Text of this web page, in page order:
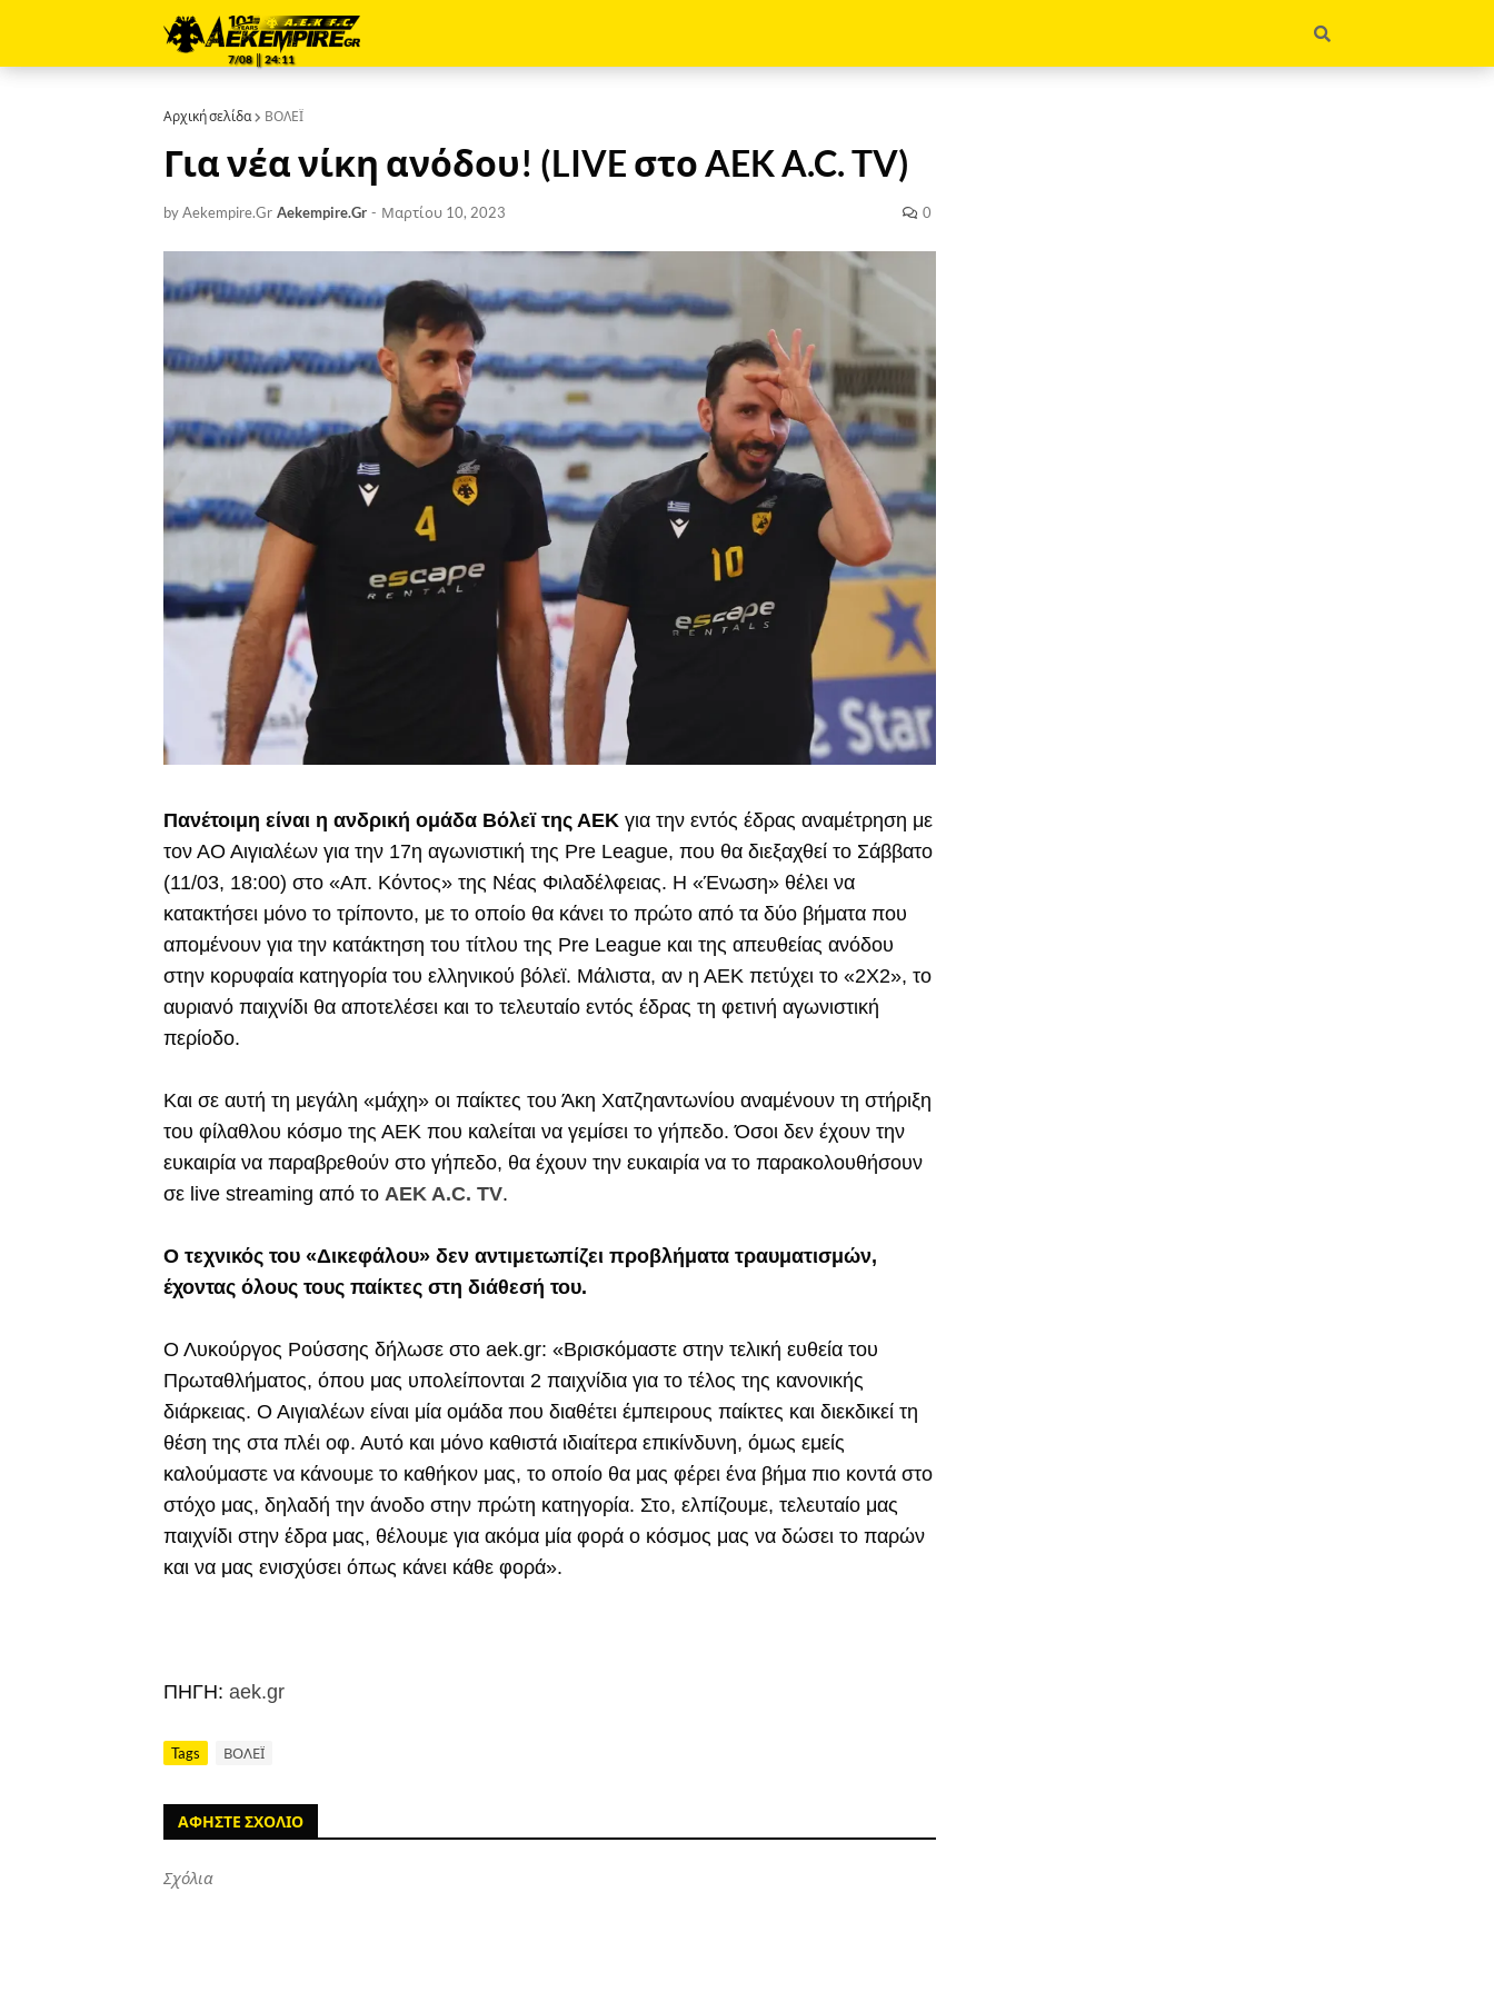
7/08 ║ 24:11
Αρχική σελίδα ΒΟΛΕΪ
Για νέα νίκη ανόδου! (LIVE στο AEK A.C. TV)
by Aekempire.Gr Aekempire.Gr - Μαρτίου 10, 2023 0
Πανέτοιμη είναι η ανδρική ομάδα Βόλεϊ της ΑΕΚ για την εντός έδρας αναμέτρηση με
τον ΑΟ Αιγιαλέων για την 17η αγωνιστική της Pre League, που θα διεξαχθεί το Σάββατο
(11/03, 18:00) στο «Απ. Κόντος» της Νέας Φιλαδέλφειας. Η «Ένωση» θέλει να
κατακτήσει μόνο το τρίποντο, με το οποίο θα κάνει το πρώτο από τα δύο βήματα που
απομένουν για την κατάκτηση του τίτλου της Pre League και της απευθείας ανόδου
στην κορυφαία κατηγορία του ελληνικού βόλεϊ. Μάλιστα, αν η ΑΕΚ πετύχει το «2Χ2», το
αυριανό παιχνίδι θα αποτελέσει και το τελευταίο εντός έδρας τη φετινή αγωνιστική
περίοδο.
Και σε αυτή τη μεγάλη «μάχη» οι παίκτες του Άκη Χατζηαντωνίου αναμένουν τη στήριξη
του φίλαθλου κόσμο της ΑΕΚ που καλείται να γεμίσει το γήπεδο. Όσοι δεν έχουν την
ευκαιρία να παραβρεθούν στο γήπεδο, θα έχουν την ευκαιρία να το παρακολουθήσουν
σε live streaming από το AEK A.C. TV.
Ο τεχνικός του «Δικεφάλου» δεν αντιμετωπίζει προβλήματα τραυματισμών,
έχοντας όλους τους παίκτες στη διάθεσή του.
Ο Λυκούργος Ρούσσης δήλωσε στο aek.gr: «Βρισκόμαστε στην τελική ευθεία του
Πρωταθλήματος, όπου μας υπολείπονται 2 παιχνίδια για το τέλος της κανονικής
διάρκειας. Ο Αιγιαλέων είναι μία ομάδα που διαθέτει έμπειρους παίκτες και διεκδικεί τη
θέση της στα πλέι οφ. Αυτό και μόνο καθιστά ιδιαίτερα επικίνδυνη, όμως εμείς
καλούμαστε να κάνουμε το καθήκον μας, το οποίο θα μας φέρει ένα βήμα πιο κοντά στο
στόχο μας, δηλαδή την άνοδο στην πρώτη κατηγορία. Στο, ελπίζουμε, τελευταίο μας
παιχνίδι στην έδρα μας, θέλουμε για ακόμα μία φορά ο κόσμος μας να δώσει το παρών
και να μας ενισχύσει όπως κάνει κάθε φορά».
ΠΗΓΗ: aek.gr
Tags ΒΟΛΕΪ
ΑΦΗΣΤΕ ΣΧΟΛΙΟ
Σχόλια